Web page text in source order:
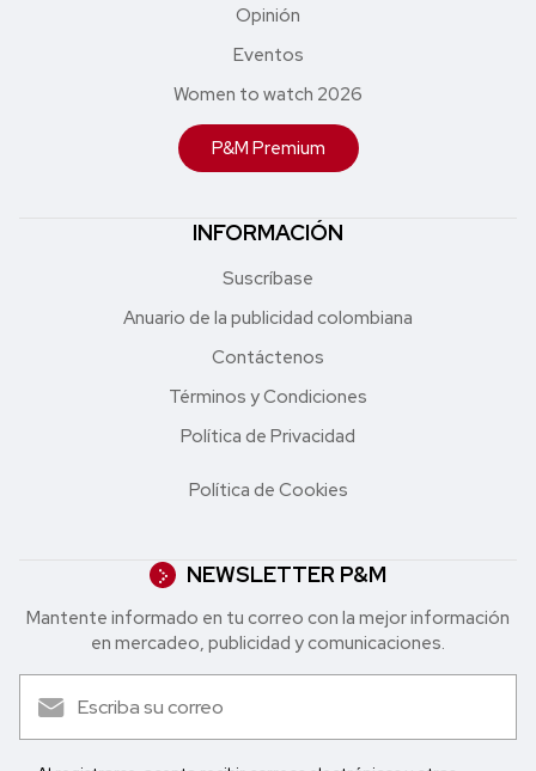
Opinión
Eventos
Women to watch 2026
P&M Premium
INFORMACIÓN
Suscríbase
Anuario de la publicidad colombiana
Contáctenos
Términos y Condiciones
Política de Privacidad
Política de Cookies
NEWSLETTER P&M
Mantente informado en tu correo con la mejor in formación
en mercadeo, publicidad y comunicaciones.